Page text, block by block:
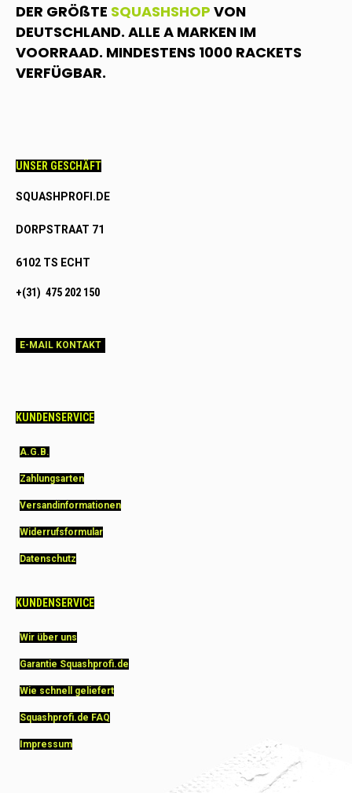
DER GRÖßTE SQUASHSHOP VON
DEUTSCHLAND. ALLE A MARKEN IM
VOORRAAD. MINDESTENS 1000 RACKETS
VERFÜGBAR.
UNSER GESCHÄFT
SQUASHPROFI.DE
DORPSTRAAT 71
6102 TS ECHT
+(31) 475 202 150
E-MAIL KONTAKT
KUNDENSERVICE
A.G.B.
Zahlungsarten
Versandinformationen
Widerrufsformular
Datenschutz
KUNDENSERVICE
Wir über uns
Garantie Squashprofi.de
Wie schnell geliefert
Squashprofi.de FAQ
Impressum